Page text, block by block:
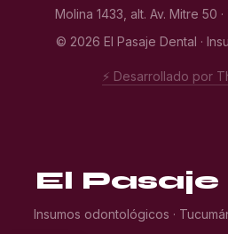
Molina 1433, alt. Av. Mitre 50
© 2026 El Pasaje Dental ·
⚡ Desarrollado por
El
Insumos odontológicos ·